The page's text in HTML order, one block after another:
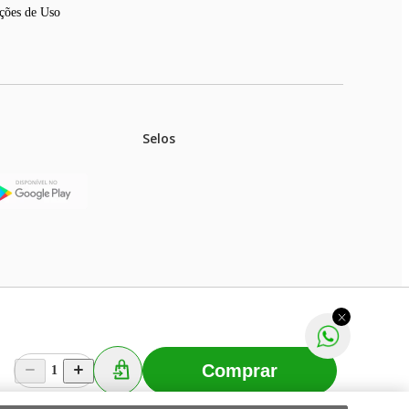
1 Comprar
de Uso
Selos
prévio. Fast Shop S. A. CNPJ: 43.708.379/0001-
Selecionar os Cookies